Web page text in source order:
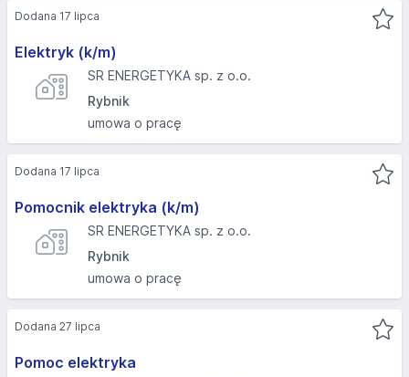
Elektryk (k/m)
SR ENERGETYKA sp. z o.o.
Rybnik
umowa o pracę
Dodana 17 lipca
Pomocnik elektryka (k/m)
SR ENERGETYKA sp. z o.o.
Rybnik
umowa o pracę
Dodana 17 lipca
Pomoc elektryka
Dodana 27 lipca